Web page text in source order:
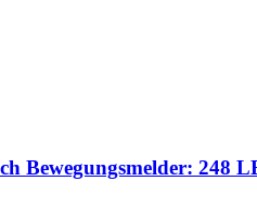
Bewegungsmelder: 248